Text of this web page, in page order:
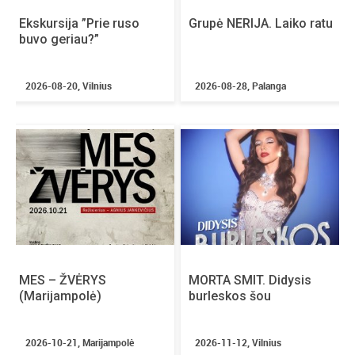
Nori paspausti ranką ar užduoti klausimą
mylimiausiam aktoriui? Tavo autografų kolekcijai
mėgstamiausio kompiuterinio žaidimo mačą su
asmenybėmis? „Comic Con Baltics“ gali paversti
Tavo svajones realybe! Ir tai tik maža dalis to, ką
gali nuveikti unikaliame, didžiausiame Baltijos
šalyse populiariosios kultūros festivalyje.
“Comic Con Baltics” – tai ne tik festivalis, tai –
_ _ _ _ _ _ _ _ _ _ _ _ _ _ _ _ _ _ _ _ _ _ _ _ _ _ _ _ _
Ekskursija ”Prie ruso
buvo geriau?”
2026-08-20, Vilnius
Grupė NERIJA. Laiko ratu
2026-08-28, Palanga
MES – ŽVĖRYS
(Marijampolė)
2026-10-21, Marijampolė
MORTA SMIT. Didysis
burleskos šou
2026-11-12, Vilnius